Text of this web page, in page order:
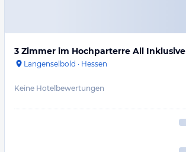
3 Zimmer im Hochparterre All Inklusive
Langenselbold · Hessen
Keine Hotelbewertungen